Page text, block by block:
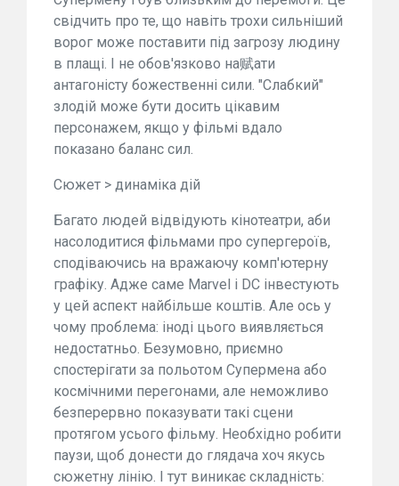
свідчить про те, що навіть трохи сильніший
ворог може поставити під загрозу людину
в плащі. І не обов'язково на赋ати
антагоністу божественні сили. "Слабкий"
злодій може бути досить цікавим
персонажем, якщо у фільмі вдало
показано баланс сил.
Сюжет > динаміка дій
Багато людей відвідують кінотеатри, аби
насолодитися фільмами про супергероїв,
сподіваючись на вражаючу комп'ютерну
графіку. Адже саме Marvel і DC інвестують
у цей аспект найбільше коштів. Але ось у
чому проблема: іноді цього виявляється
недостатньо. Безумовно, приємно
спостерігати за польотом Супермена або
космічними перегонами, але неможливо
безперервно показувати такі сцени
протягом усього фільму. Необхідно робити
паузи, щоб донести до глядача хоч якусь
сюжетну лінію. І тут виникає складність: